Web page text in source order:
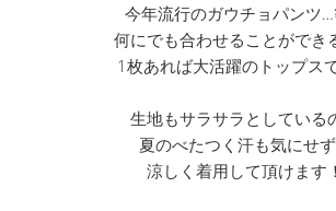
今年流行のガウチョパンツ…
何にでも合わせることができ
1枚あれば大活躍のトップスで
生地もサラサラとしている
夏のべたつく汗も気にせず
涼しく着用して頂けます！